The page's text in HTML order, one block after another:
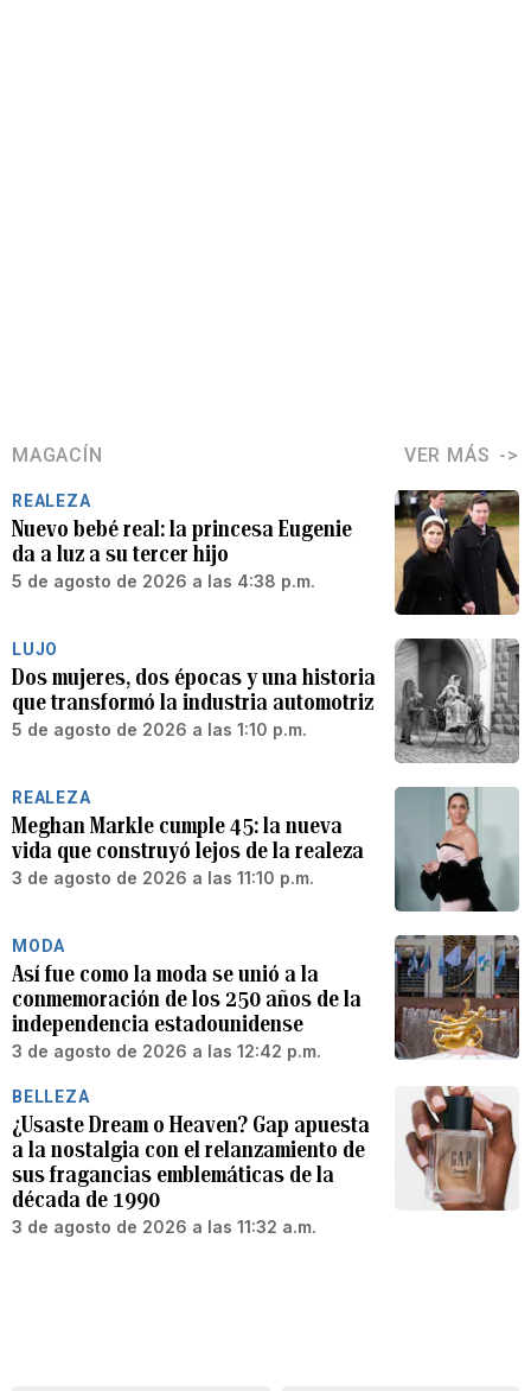
MAGACÍN VER MÁS
REALEZA
Nuevo bebé real: la princesa Eugenie
da a luz a su tercer hijo
5 de agosto de 2026 a las 4:38 p.m.
LUJO
Dos mujeres, dos épocas y una historia
que transformó la industria automotriz
5 de agosto de 2026 a las 1:10 p.m.
REALEZA
Meghan Markle cumple 45: la nueva
vida que construyó lejos de la realeza
3 de agosto de 2026 a las 11:10 p.m.
MODA
Así fue como la moda se unió a la
conmemoración de los 250 años de la
independencia estadounidense
3 de agosto de 2026 a las 12:42 p.m.
BELLEZA
¿Usaste Dream o Heaven? Gap apuesta
a la nostalgia con el relanzamiento de
sus fragancias emblemáticas de la
década de 1990
3 de agosto de 2026 a las 11:32 a.m.